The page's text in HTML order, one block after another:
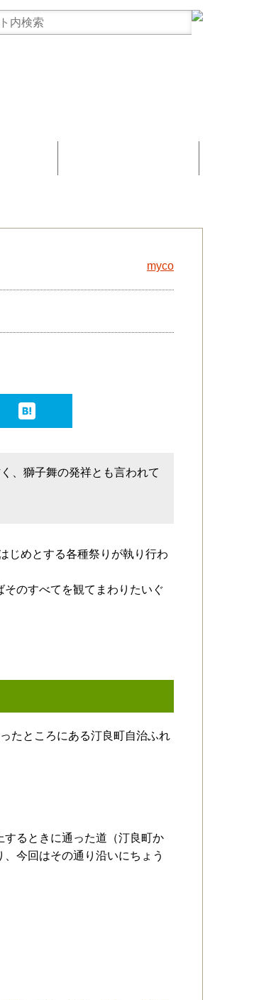
myco
、獅子舞の発祥とも言われて
じめとする各種祭りが執り行わ
のすべてを観てまわりたいぐ
たところにある汀良町自治ふれ
るときに通った道（汀良町か
今回はその通り沿いにちょう